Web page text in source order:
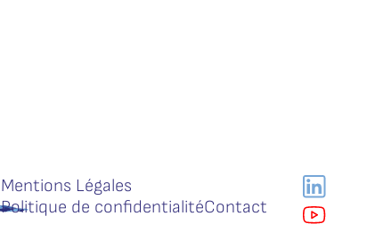
Mentions Légales
Politique de confidentialitéContact